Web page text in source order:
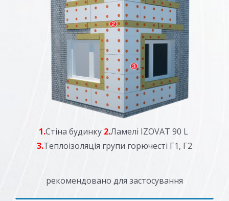
1.Стіна будинку 2.Ламелі IZOVAT 90 L
3.Теплоізоляція групи горючесті Г1, Г2
рекомендовано для застосування